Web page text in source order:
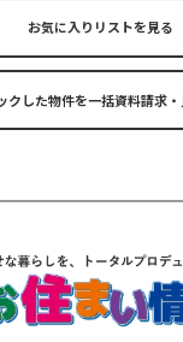
お気に入りリストを見る